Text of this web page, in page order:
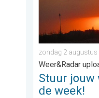
zondag 2 augustus
Weer&Radar
Stuur jouw
de week!